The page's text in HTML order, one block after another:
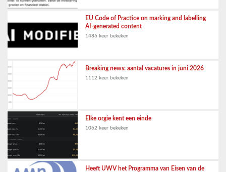
EU Code of Practice on marking and labelling
AI-generated content
1486 keer bekeken
Breaking news: aantal vacatures in juni 2026
1112 keer bekeken
Elke orgie kent een einde
1062 keer bekeken
Heeft UWV het Programma van Eisen van de